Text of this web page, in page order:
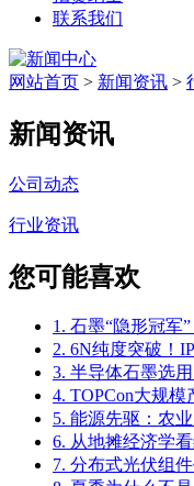
联系我们
网站首页 > 新闻资讯 >
新闻资讯
公司动态
行业资讯
您可能喜欢
1. 石墨“隐形冠军
2. 6N纯度突破！
3. 半导体石墨选
4. TOPCon大规
5. 能源先驱：农
6. 从地摊经济学
7. 分布式光伏组